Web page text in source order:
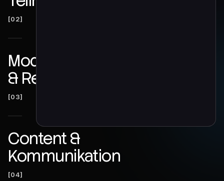
[02]
Moderation
& Regie
[03]
Content &
Kommunikation
[04]